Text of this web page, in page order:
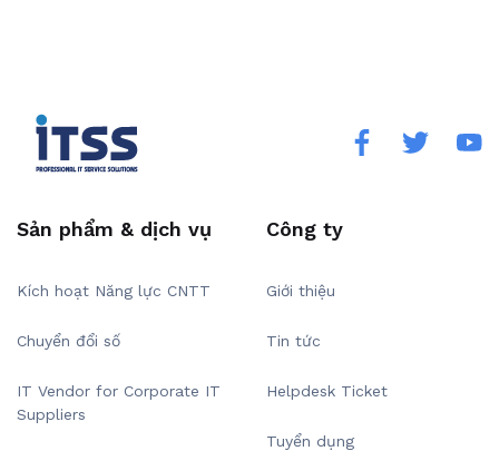
Sản phẩm & dịch vụ
Kích hoạt Năng lực CNTT
Chuyển đổi số
IT Vendor for Corporate IT
Suppliers
Công ty
Giới thiệu
Tin tức
Helpdesk Ticket
Tuyển dụng